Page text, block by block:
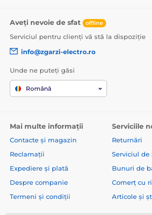
Aveți nevoie de sfat offline
Serviciul pentru clienți vă stă la dispoziție
info@zgarzi-electro.ro
Unde ne puteți găsi
Română
Mai multe informații
Contacte și magazin
Reclamații
Expediere și plată
Despre companie
Termeni și condiții
Serviciile
Returnări
Serviciul de
Bunuri de
Comerț cu
Articole și